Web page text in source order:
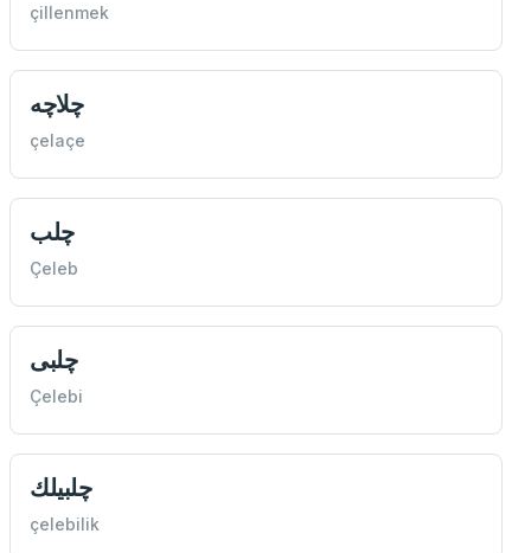
çillenmek
چلاچه
çelaçe
چلب
Çeleb
چلبی
Çelebi
چلبيلك
çelebilik